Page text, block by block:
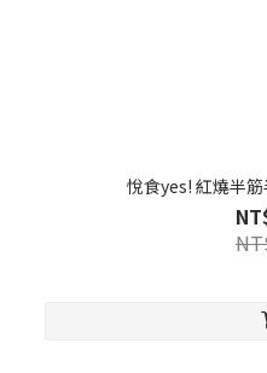
悅食yes! 紅燒半筋